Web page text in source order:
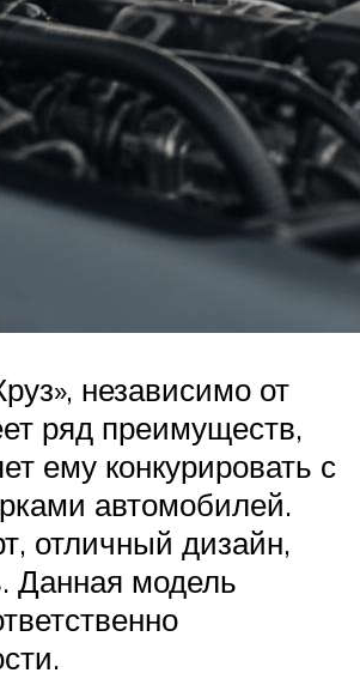
независимо от
ряд преимуществ,
ему конкурировать с
автомобилей.
отличный дизайн,
Данная модель